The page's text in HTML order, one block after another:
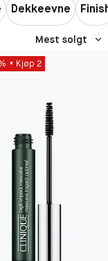
Dekkeevne
Mest solgt
Kjøp 2